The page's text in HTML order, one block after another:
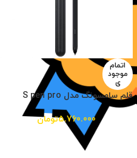
اتمام
موجود
ی
قلم سامسونگ مدل S pen pro
5.760.000تومان